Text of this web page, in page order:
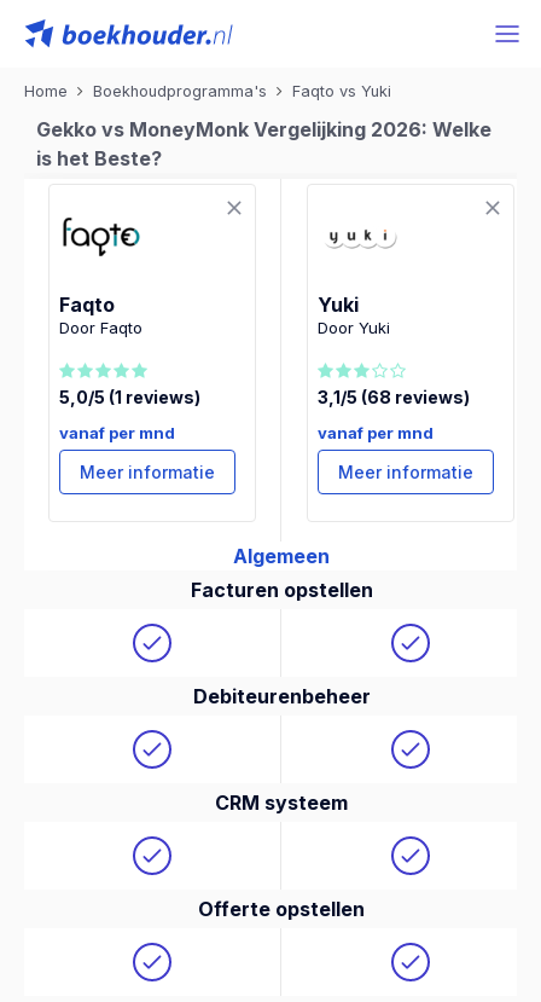
Home Boekhoudprogramma's Faqto vs Yuki
Gekko vs MoneyMonk Vergelijking 2026: Welke
is het Beste?
Faqto
Door Faqto
5,0/5 (1 reviews)
vanaf per mnd
Meer informatie
Yuki
Door Yuki
3,1/5 (68 reviews)
vanaf per mnd
Meer informatie
Algemeen
Facturen opstellen
Debiteurenbeheer
CRM systeem
Offerte opstellen